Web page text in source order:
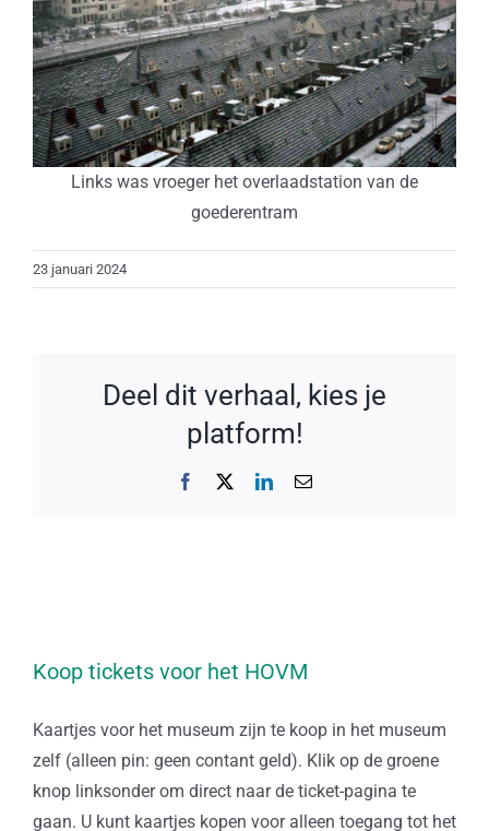
Links was vroeger het overlaadstation van de
goederentram
23 januari 2024
Deel dit verhaal, kies je
platform!
Facebook LinkedIn
E-
Koop tickets voor het HOVM
Kaartjes voor het museum zijn te koop in het museum
zelf (alleen pin: geen contant geld). Klik op de groene
knop linksonder om direct naar de ticket-pagina te
gaan. U kunt kaartjes kopen voor alleen toegang tot het